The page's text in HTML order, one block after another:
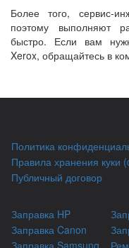
Более того, сервис-
поэтому выполняют
быстро. Если вам
Xerox, обращайтесь в
Политика
Правила хранения куки
Публичный договор
Заправка HP
Заправка Canon